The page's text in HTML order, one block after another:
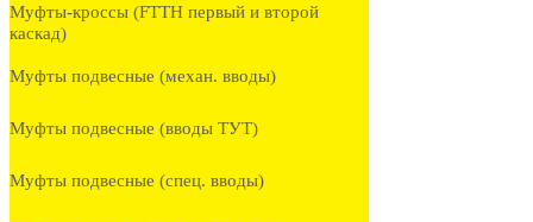
Муфты-кроссы (FTTH первый и второй
каскад)
Муфты подвесные (механ. вводы)
Муфты подвесные (вводы ТУТ)
Муфты подвесные (спец. вводы)